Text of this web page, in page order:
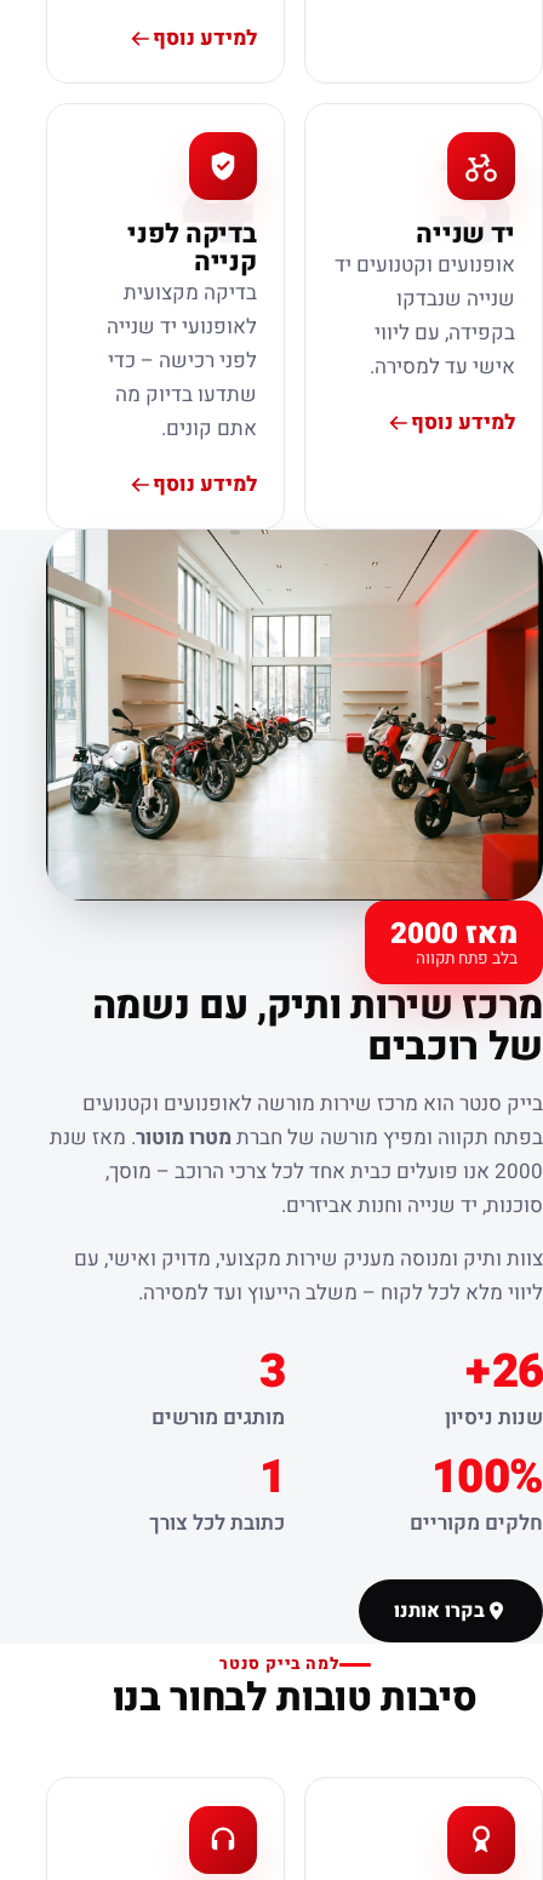
למידע נוסף
3
יד שנייה
אופנועים וקטנועים יד
שנייה שנבדקו
בקפידה, עם ליווי
אישי עד למסירה.
למידע נוסף
4
בדיקה לפני
קנייה
בדיקה מקצועית
לאופנועי יד שנייה
לפני רכישה – כדי
שתדעו בדיוק מה
אתם קונים.
למידע נוסף
מאז 2000
בלב פתח תקווה
קצת עלינו
מרכז שירות ותיק, עם נשמה
של רוכבים
בייק סנטר הוא מרכז שירות מורשה לאופנועים וקטנועים
בפתח תקווה ומפיץ מורשה של חברת מטרו מוטור. מאז שנת
2000 אנו פועלים כבית אחד לכל צרכי הרוכב – מוסך,
סוכנות, יד שנייה וחנות אביזרים.
צוות ותיק ומנוסה מעניק שירות מקצועי, מדויק ואישי, עם
ליווי מלא לכל לקוח – משלב הייעוץ ועד למסירה.
26+
שנות ניסיון
3
מותגים מורשים
100%
חלקים מקוריים
1
כתובת לכל צורך
בקרו אותנו
למה בייק סנטר
סיבות טובות לבחור בנו